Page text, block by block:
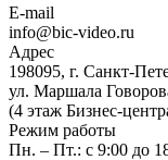
E-mail
info@bic-video.ru
Адрес
198095, г. Санкт-
ул. Маршала
(4 этаж Бизнес-
Режим работы
Пн. – Пт.: с 9:00 до